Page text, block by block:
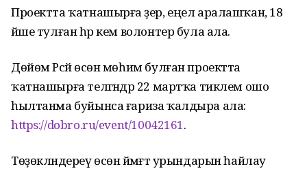
Проектта ҡатнашырға әҙер, еңел аралашҡан, 18
йәше тулған һәр кем волонтер була ала.
Дөйөм Рәсәй өсөн мөһим булған проектта
ҡатнашырға теләгәндәр 22 мартҡа тиклем ошо
һылтанма буйынса ғариза ҡалдыра ала:
https://dobro.ru/event/10042161.
Төҙөкләндереү өсөн йәмәғәт урындарын һайлау